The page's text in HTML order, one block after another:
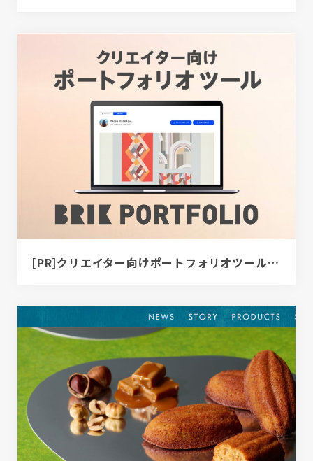
[PR]クリエイター向けポートフォリオツール｜BRIK PORTFOLIO